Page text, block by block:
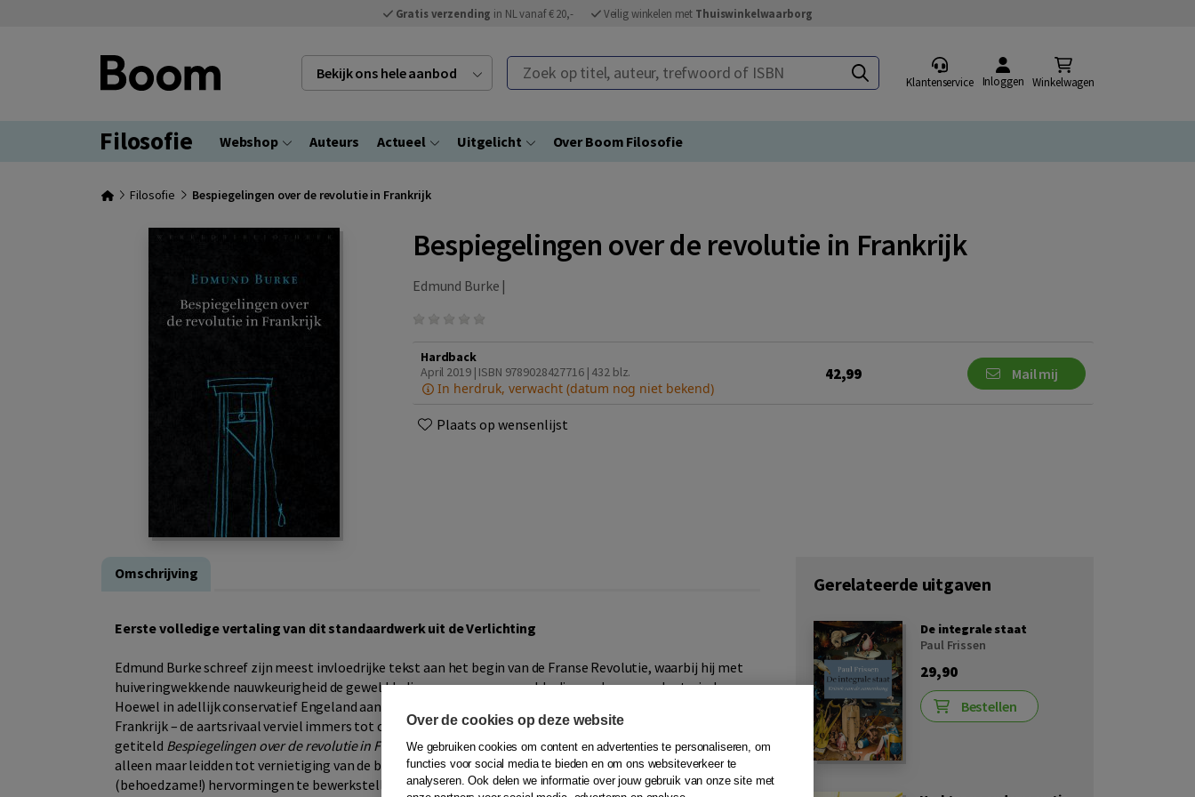
Gratis verzending in NL vanaf € 20,- Veilig winkelen met Thuiswinkelwaarborg
Bekijk ons hele aanbod Zoek op titel, auteur, trefwoord of ISBN
Klantenservice Inloggen Winkelwagen
Filosofie Webshop Auteurs Actueel Uitgelicht Over Boom Filosofie
Filosofie Bespiegelingen over de revolutie in Frankrijk
Bespiegelingen over de revolutie in Frankrijk
Edmund Burke |
Hardback
April 2019 | ISBN 9789028427716 | 432 blz.
In herdruk, verwacht (datum nog niet bekend)
42,99 Mail mij
Plaats op wensenlijst
Omschrijving
Eerste volledige vertaling van dit standaardwerk uit de Verlichting
Edmund Burke schreef zijn meest invloedrijke tekst aan het begin van de Franse Revolutie, waarbij hij met
huiveringwekkende nauwkeurigheid de gewelddadige excessen voorspelde die zouden gaan plaatsvinden.
Hoewel in adellijk conservatief Engeland aanvankelijk positief werd gereageerd op de gebeurtenissen in
Frankrijk – de aartsrivaal verviel immers tot chaos – overheerste bij Burke de bezorgdheid. In een brief
getiteld Bespiegelingen over de revolutie in Frankrijk betoogde hij dat de revolutionaire ontwikkelingen
alleen maar leidden tot vernietiging van de bestaande structuren in de samenleving, in plaats van de
(behoedzame!) hervormingen te bewerkstelligen die ook voor de Engelse maatschappij zo broodnodig
Gerelateerde uitgaven
De integrale staat
Paul Frissen
29,90
Bestellen
Over de cookies op deze website
We gebruiken cookies om content en advertenties te personaliseren, om
functies voor social media te bieden en om ons websiteverkeer te
analyseren. Ook delen we informatie over jouw gebruik van onze site met